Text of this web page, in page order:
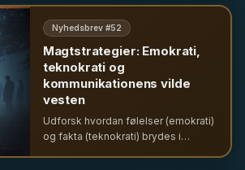
ledelse.
Nyhedsbrev #52
Magtstrategier: Emokrati,
teknokrati og
kommunikationens vilde
vesten
Udforsk hvordan følelser (emokrati)
og fakta (teknokrati) brydes i